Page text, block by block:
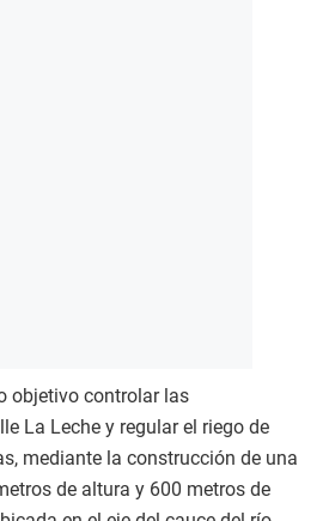
objetivo controlar las
La Leche y regular el riego de
mediante la construcción de una
de altura y 600 metros de